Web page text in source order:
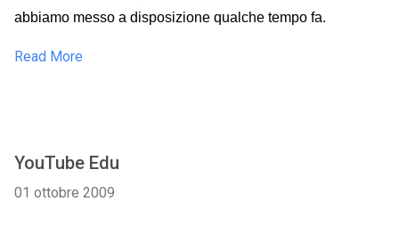
abbiamo messo a disposizione qualche tempo fa.
Read More
YouTube Edu
01 ottobre 2009